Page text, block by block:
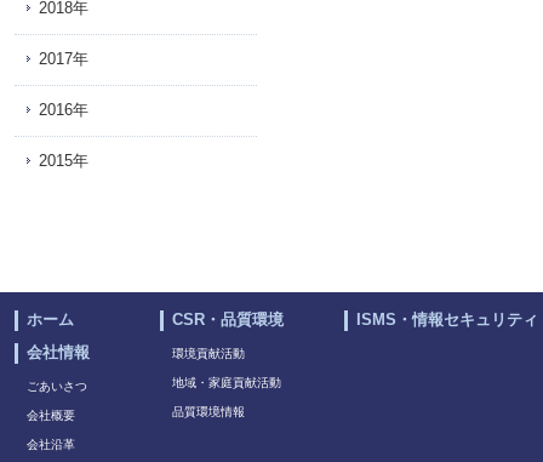
2018年
2017年
2016年
2015年
ホーム
会社情報
ごあいさつ
会社概要
会社沿革
CSR・品質環境
環境貢献活動
地域・家庭貢献活動
品質環境情報
ISMS・情報セキュリティ